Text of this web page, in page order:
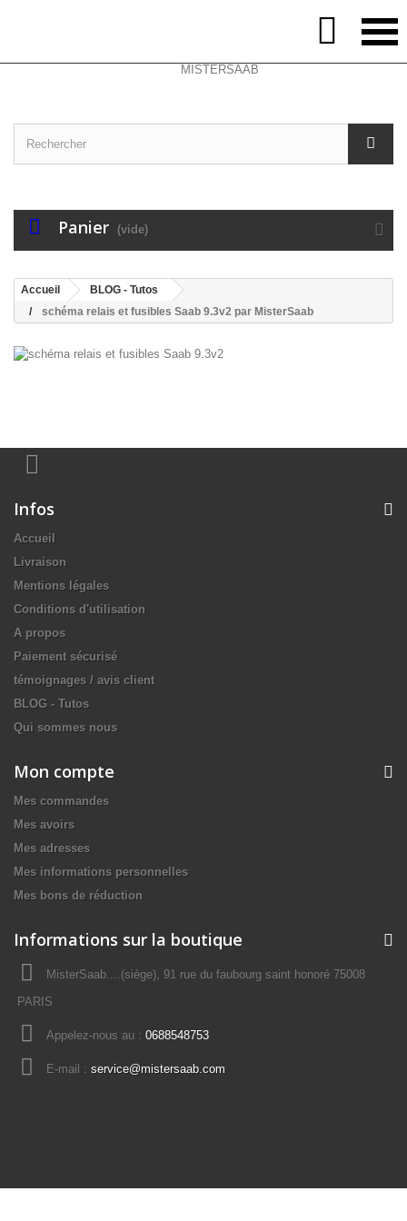
Connexion
Panier (vide)
Accueil
BLOG - Tutos
schéma relais et fusibles Saab 9.3v2 par MisterSaab
Infos
Accueil
Livraison
Mentions légales
Conditions d'utilisation
A propos
Paiement sécurisé
témoignages / avis client
BLOG - Tutos
Qui sommes nous
Mon compte
Mes commandes
Mes avoirs
Mes adresses
Mes informations personnelles
Mes bons de réduction
Informations sur la boutique
MisterSaab....(siège), 91 rue du faubourg saint honoré 75008
PARIS
Appelez-nous au : 0688548753
E-mail : service@mistersaab.com
